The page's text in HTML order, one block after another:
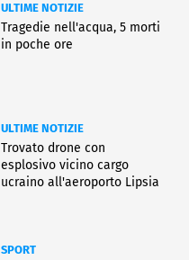
ULTIME NOTIZIE
Tragedie nell'acqua, 5 morti
in poche ore
ULTIME NOTIZIE
Trovato drone con
esplosivo vicino cargo
ucraino all'aeroporto Lipsia
SPORT